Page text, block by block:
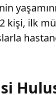
kişi, ilk